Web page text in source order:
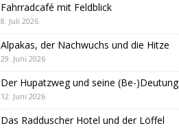
Fahrradcafé mit Feldblick
8. Juli 2026
Alpakas, der Nachwuchs und die Hitze
29. Juni 2026
Der Hupatzweg und seine (Be-)Deutung
12. Juni 2026
Das Radduscher Hotel und der Löffel